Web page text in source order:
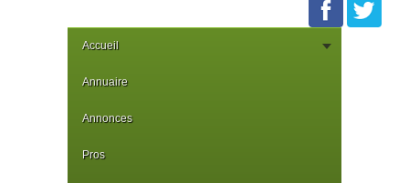
Accueil
Annuaire
Annonces
Pros